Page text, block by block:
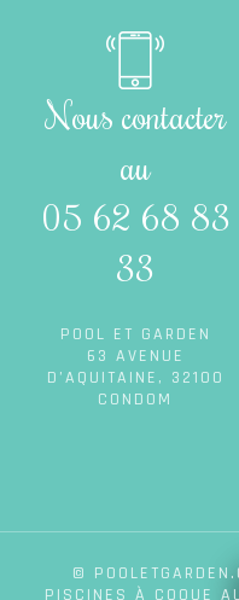
Nous contacter
au
05 62 68 83
33
POOL ET GARDEN
63 AVENUE
D’AQUITAINE, 32100
CONDOM
©
PISCINES À COQUE